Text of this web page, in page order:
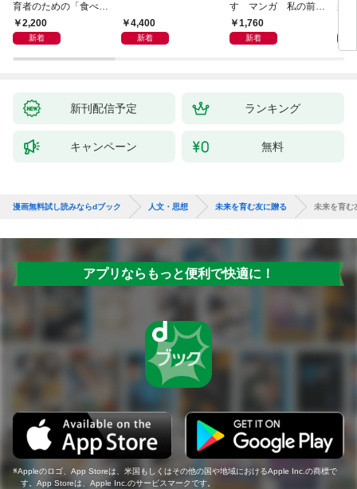
育者のための「食べな
い子」サポートＢＯＯ
Ｋ 偏食・少食のお悩
2,200
新着
4,400
新着
す マンガ 私の前世
物語1,760
新着
が
新刊配信予定 ランキング
キャンペーン 無料
漫画無料試し読みならdブック 人文・思想 未来を育む友に贈る 未来を育
アプリならもっと便利で快適に！
Appleのロゴ、App Storeは、米国もしくはその他の国や地域におけるApple Inc.の商標で
す。App Storeは、Apple Inc.のサービスマークです。